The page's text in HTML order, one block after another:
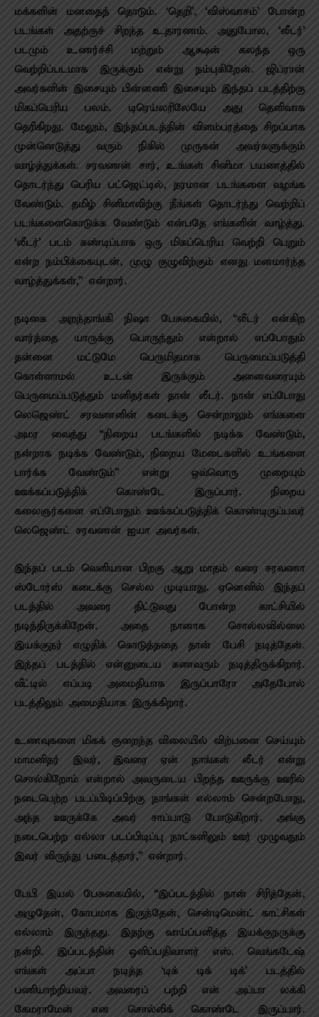
மக்களின் மனதைத் தொடும். ‘தெறி’, ‘விஸ்வாசம்’ போன்ற
படங்கள் அதற்குச் சிறந்த உதாரணம். அதுபோல, ‘லீடர்’
படமும் உணர்ச்சி மற்றும் ஆக்ஷன் கலந்த ஒரு
வெற்றிப்படமாக இருக்கும் என்று நம்புகிறேன். ஜிப்ரான்
அவர்களின் இசையும் பின்னணி இசையும் இந்தப் படத்திற்கு
மிகப்பெரிய பலம். டிரெய்லரிலேயே அது தெளிவாக
தெரிகிறது. மேலும், இந்தப்படத்தின் விளம்பரத்தை சிறப்பாக
முன்னெடுத்து வரும் நிகில் முருகன் அவர்களுக்கும்
வாழ்த்துக்கள். சரவணன் சார், உங்கள் சினிமா பயணத்தில்
தொடர்ந்து பெரிய பட்ஜெட்டில், தரமான படங்களை வழங்க
வேண்டும். தமிழ் சினிமாவிற்கு நீங்கள் தொடர்ந்து வெற்றிப்
படங்களைகொடுக்க வேண்டும் என்பதே எங்களின் வாழ்த்து.
‘லீடர்’ படம் கண்டிப்பாக ஒரு மிகப்பெரிய வெற்றி பெறும்
என்ற நம்பிக்கையுடன், முழு குழுவிற்கும் எனது மனமார்ந்த
வாழ்த்துக்கள்,” என்றார்.
நடிகை அறந்தாங்கி நிஷா பேசுகையில், “லீடர் என்கிற
வார்த்தை யாருக்கு பொருந்தும் என்றால் எப்போதும்
தன்னை மட்டுமே பெருமிதமாக பெருமைப்படுத்தி
கொள்ளாமல் உடன் இருக்கும் அனைவரையும்
பெருமைப்படுத்தும் மனிதர்கள் தான் லீடர். நான் எப்போது
லெஜெண்ட் சரவணனின் கடைக்கு சென்றாலும் எங்களை
அமர வைத்து “நிறைய படங்களில் நடிக்க வேண்டும்,
நன்றாக நடிக்க வேண்டும், நிறைய மேடைகளில் உங்களை
பார்க்க வேண்டும்” என்று ஒவ்வொரு முறையும்
ஊக்கப்படுத்திக் கொண்டே இருப்பார். நிறைய
கலைஞர்களை எப்போதும் ஊக்கப்படுத்திக் கொண்டிருப்பவர்
லெஜெண்ட் சரவணன் ஐயா அவர்கள்.
இந்தப் படம் வெளியான பிறகு ஆறு மாதம் வரை சரவணா
ஸ்டோர்ஸ் கடைக்கு செல்ல முடியாது. ஏனெனில் இந்தப்
படத்தில் அவரை திட்டுவது போன்ற காட்சியில்
நடித்திருக்கிறேன். அதை நானாக சொல்லவில்லை
இயக்குந‌ர் எழுதிக் கொடுத்ததை தான் பேசி நடித்தேன்.
இந்தப் படத்தில் என்னுடைய கணவரும் நடித்திருக்கிறார்.
வீட்டில் எப்படி அமைதியாக இருப்பாரோ அதேபோல்
படத்திலும் அமைதியாக இருக்கிறார்.
உணவுகளை மிகக் குறைந்த விலையில் விற்பனை செய்யும்
மாமனிதர் இவர், இவரை ஏன் நாங்கள் லீடர் என்று
சொல்கிறோம் என்றால் அவருடைய பிறந்த ஊருக்கு ஊரில்
நடைபெற்ற படப்பிடிப்பிற்கு நாங்கள் எல்லாம் சென்றபோது,
அந்த ஊருக்கே அவர் சாப்பாடு போடுகிறார். அங்கு
நடைபெற்ற எல்லா படப்பிடிப்பு நாட்களிலும் ஊர் முழுவதும்
இவர் விருந்து படைத்தார்,” என்றார்.
பேபி இயல் பேசுகையில், “இப்படத்தில் நான் சிரித்தேன்,
அழுதேன், கோபமாக இருந்தேன், சென்டிமென்ட் காட்சிகள்
எல்லாம் இருந்தது. இதற்கு வாய்ப்பளித்த இயக்குநருக்கு
நன்றி. இப்படத்தின் ஒளிப்பதிவாளர் எஸ். வெங்கடேஷ்
எங்கள் அப்பா நடித்த ‘டிக் டிக் டிக்’ படத்தில்
பணியாற்றியவர். அவரைப் பற்றி என் அப்பா லக்கி
கேமராமேன் என சொல்லிக் கொண்டே இருப்பார்.